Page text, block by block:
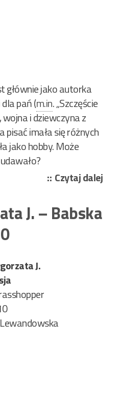
głównie jako autorka
pań (m.in. „Szczęście
wojna i dziewczyna z
pisać imała się różnych
jako hobby. Może
Czytaj dalej
J. – Babska
J.